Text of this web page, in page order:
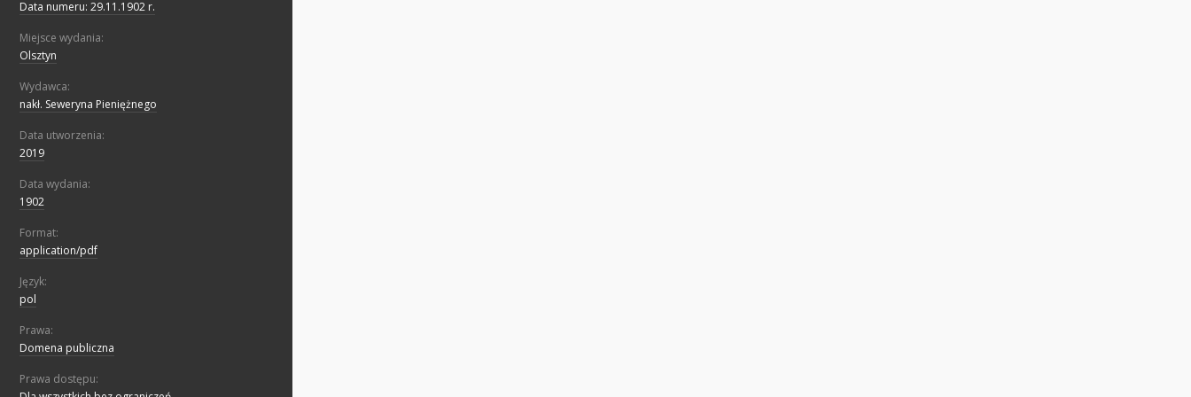
Data numeru: 29.11.1902 r.
Miejsce wydania:
Olsztyn
Wydawca:
nakł. Seweryna Pieniężnego
Data utworzenia:
2019
Data wydania:
1902
Format:
application/pdf
Język:
pol
Prawa:
Domena publiczna
Prawa dostępu: